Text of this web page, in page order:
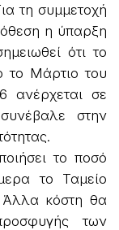
τη συμμετοχή
η ύπαρξη
ότι το
το Μάρτιο του
ανέρχεται σε
στην
το ποσό
το Ταμείο
Άλλα κόστη θα
των